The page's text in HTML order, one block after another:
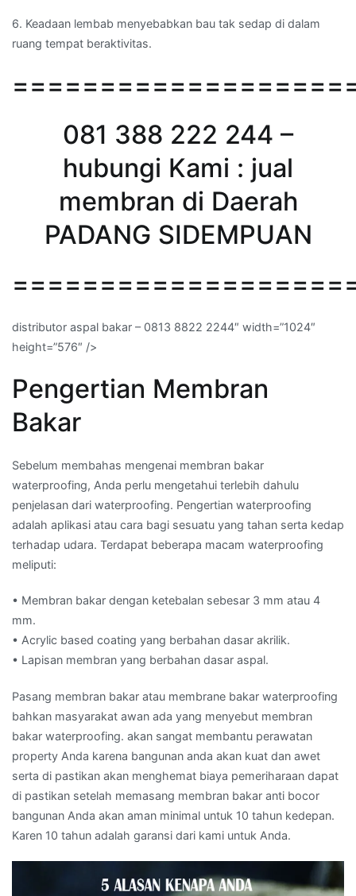
6. Keadaan lembab menyebabkan bau tak sedap di dalam
ruang tempat beraktivitas.
081 388 222 244 –
hubungi Kami : jual
membran di Daerah
PADANG SIDEMPUAN
distributor aspal bakar – 0813 8822 2244″ width=”1024″
height=”576″ />
Pengertian Membran
Bakar
Sebelum membahas mengenai membran bakar
waterproofing, Anda perlu mengetahui terlebih dahulu
penjelasan dari waterproofing. Pengertian waterproofing
adalah aplikasi atau cara bagi sesuatu yang tahan serta kedap
terhadap udara. Terdapat beberapa macam waterproofing
meliputi:
• Membran bakar dengan ketebalan sebesar 3 mm atau 4
mm.
• Acrylic based coating yang berbahan dasar akrilik.
• Lapisan membran yang berbahan dasar aspal.
Pasang membran bakar atau membrane bakar waterproofing
bahkan masyarakat awan ada yang menyebut membran
bakar waterproofing. akan sangat membantu perawatan
property Anda karena bangunan anda akan kuat dan awet
serta di pastikan akan menghemat biaya pemeriharaan dapat
di pastikan setelah memasang membran bakar anti bocor
bangunan Anda akan aman minimal untuk 10 tahun kedepan.
Karen 10 tahun adalah garansi dari kami untuk Anda.